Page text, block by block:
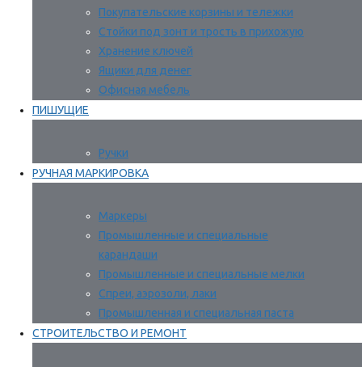
Покупательские корзины и тележки
Стойки под зонт и трость в прихожую
Хранение ключей
Ящики для денег
Офисная мебель
ПИШУЩИЕ
Ручки
РУЧНАЯ МАРКИРОВКА
Маркеры
Промышленные и специальные
карандаши
Промышленные и специальные мелки
Спреи, аэрозоли, лаки
Промышленная и специальная паста
СТРОИТЕЛЬСТВО И РЕМОНТ